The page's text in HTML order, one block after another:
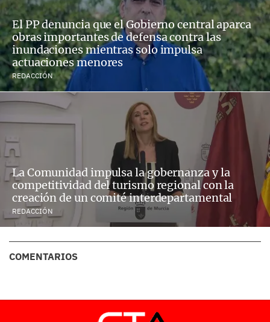
El PP denuncia que el Gobierno central aparca
obras importantes de defensa contra las
inundaciones mientras solo impulsa
actuaciones menores
REDACCIÓN
La Comunidad impulsa la gobernanza y la
competitividad del turismo regional con la
creación de un comité interdepartamental
REDACCIÓN
COMENTARIOS